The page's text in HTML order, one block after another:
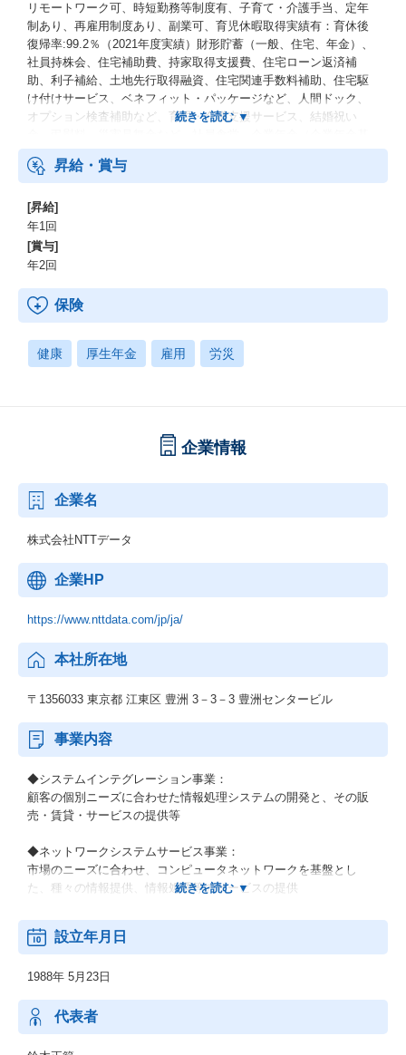
リモートワーク可、時短勤務等制度有、子育て・介護手当、定年
制あり、再雇用制度あり、副業可、育児休暇取得実績有：育休後
復帰率:99.2％（2021年度実績）財形貯蓄（一般、住宅、年金）、
社員持株会、住宅補助費、持家取得支援費、住宅ローン返済補
助、利子補給、土地先行取得融資、住宅関連手数料補助、住宅駆
け付けサービス、ベネフィット・パッケージなど、人間ドック、
オプション検査補助など、育児・介護支援サービス、結婚祝い
金、確定拠出年金）、電気通信共済会(個人年金、遺児育英基金)
昇給・賞与
[昇給]
年1回
[賞与]
年2回
保険
健康 厚生年金 雇用 労災
企業情報
企業名
株式会社NTTデータ
企業HP
https://www.nttdata.com/jp/ja/
本社所在地
〒1356033 東京都 江東区 豊洲 3－3－3 豊洲センタービル
事業内容
◆システムインテグレーション事業：
顧客の個別ニーズに合わせた情報処理システムの開発と、その販
売・賃貸・サービスの提供等
◆ネットワークシステムサービス事業：
市場のニーズに合わせ、コンピュータネットワークを基盤とし
た、種々の情報提供、情報処理等のサービスの提供
◆その他の事業：
顧客の経営上の問題点に係わる調査・分析、情報処理システムの
設立年月日
1988年 5月23日
代表者